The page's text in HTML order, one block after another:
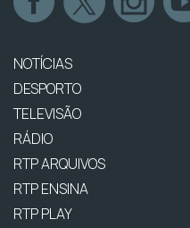
NOTÍCIAS
DESPORTO
TELEVISÃO
RÁDIO
RTP ARQUIVOS
RTP ENSINA
RTP PLAY